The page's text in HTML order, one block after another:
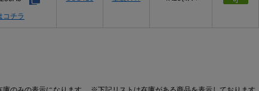
コチラ